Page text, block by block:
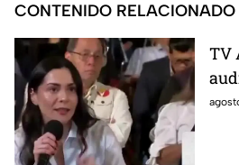
CONTENIDO RELACIONADO
TV